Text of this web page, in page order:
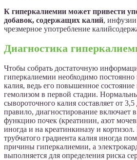
К гиперкалиемии может привести
добавок, содержащих калий,
чрезмерное употребление
Диагностика
Чтобы собрать достаточную
гиперкалиемии необходимо постоянно
калия, ведь его повышенное
гемолизом в первой стадии.
сывороточного калия составляет от
правило, диагностирование включает
функцию почек (креатинин, азот
иногда и на креатинкиназу и кортизол.
трубчатого градиента калия иногда
причины гиперкалиемии, а
выполняется для определения риска